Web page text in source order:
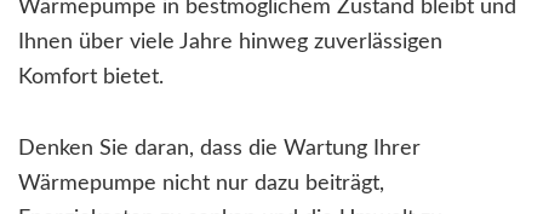
Wärmepumpe in bestmöglichem Zustand bleibt und
Ihnen über viele Jahre hinweg zuverlässigen
Komfort bietet.
Denken Sie daran, dass die Wartung Ihrer
Wärmepumpe nicht nur dazu beiträgt,